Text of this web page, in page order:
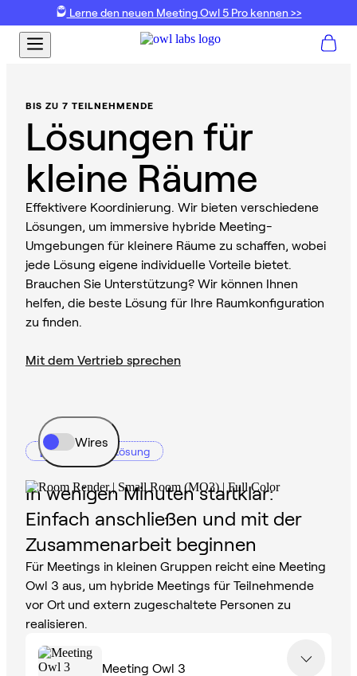
Lerne den neuen Meeting Owl 5 Pro kennen >>
BIS ZU 7 TEILNEHMENDE
Lösungen für
kleine Räume
Effektivere Koordinierung. Wir bieten verschiedene
Lösungen, um immersive hybride Meeting-
Umgebungen für kleinere Räume zu schaffen, wobei
jede Lösung eigene individuelle Vorteile bietet.
Brauchen Sie Unterstützung? Wir können Ihnen
helfen, die beste Lösung für Ihre Raumkonfiguration
zu finden.
Mit dem Vertrieb sprechen
Empfohlene Lösung
Wires
In wenigen Minuten startklar:
Einfach anschließen und mit der
Zusammenarbeit beginnen
Für Meetings in kleinen Gruppen reicht eine Meeting
Owl 3 aus, um hybride Meetings für Teilnehmende
vor Ort und extern zugeschaltete Personen zu
realisieren.
Meeting Owl 3